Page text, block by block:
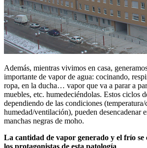
Además, mientras vivimos en casa,
importante de vapor de agua: cocinando,
ropa, en la ducha… vapor que va a parar a
muebles, etc. humedeciéndolas. Estos ciclos
dependiendo de las condiciones
humedad/ventilación), pueden desencadenar
manchas negras de moho.
La cantidad de vapor generado y el frío se
los protagonistas de esta patología